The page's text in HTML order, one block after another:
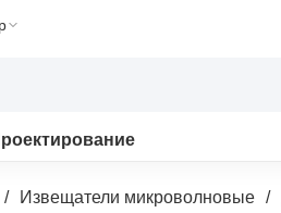
Извещатели микроволновые